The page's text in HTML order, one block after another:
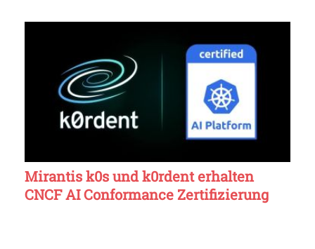
Mirantis k0s und k0rdent erhalten
CNCF AI Conformance Zertifizierung